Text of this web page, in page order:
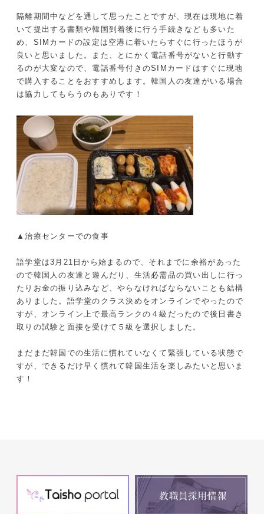
隔離期間中などを通して思ったことですが、現在は現地に着
いて提出する書類や韓国到着後に行う手続きなども多いた
め、SIMカードの設定は空港に着いたらすぐに行ったほうが
良いと思いました。また、とにかく電話番号がないと行動す
るのが大変なので、電話番号付きのSIMカードはすぐに現地
で購入することをおすすめします。韓国人の友達がいる場合
は協力してもらうのもありです！
▲治療センターでの食事
語学堂は3月21日から始まるので、それまでに余裕があった
ので韓国人の友達と遊んだり、生活必需品の買い出しに行っ
たりお金の振り込みなど、やらなければならないことも結構
ありました。語学堂のクラス決めをオンラインでやったので
すが、オンライン上で最高ランクの４級だったので後日書き
取りの試験と面接を受けて５級を選択しました。
まだまだ韓国での生活に慣れていなくて緊張している状態で
すが、できるだけ早く慣れて韓国生活を楽しみたいと思いま
す！